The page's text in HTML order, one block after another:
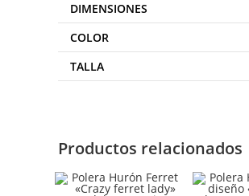
DIMENSIONES
COLOR
TALLA
Productos relacionados